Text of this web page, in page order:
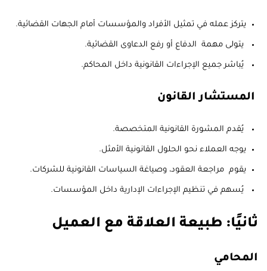
يتركز عمله في تمثيل الأفراد والمؤسسات أمام الجهات القضائية.
يتولى مهمة الدفاع أو رفع الدعاوى القضائية.
يُباشر جميع الإجراءات القانونية داخل المحاكم.
المستشار القانون
يُقدم المشورة القانونية المتخصصة.
يوجه العملاء نحو الحلول القانونية الأمثل.
يقوم مراجعة العقود، وصياغة السياسات القانونية للشركات.
يُسهم في تنظيم الإجراءات الإدارية داخل المؤسسات.
ثانيًا: طبيعة العلاقة مع العميل
المحامي